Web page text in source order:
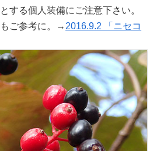
する個人装備にご注意下さい。
ご参考に。→ 2016.9.2 「ニセコ